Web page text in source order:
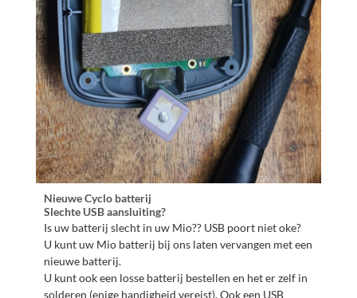
Nieuwe Cyclo batterij
Slechte USB aansluiting?
Is uw batterij slecht in uw Mio?? USB poort niet oke?
U kunt uw Mio batterij bij ons laten vervangen met een
nieuwe batterij.
U kunt ook een losse batterij bestellen en het er zelf in
solderen (enige handigheid vereist). Ook een USB